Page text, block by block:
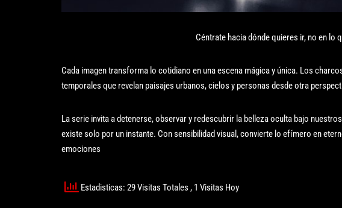
Céntrate hacia dónde quieres ir, no en lo
Cada imagen transforma lo cotidiano en una escena mágica y única. Los
temporales que revelan paisajes urbanos, cielos y personas desde otra
La serie invita a detenerse, observar y redescubrir la belleza oculta bajo
existe solo por un instante. Con sensibilidad visual, convierte lo efímero en
emociones
Estadisticas: 29 Visitas Totales , 1 Visitas Hoy